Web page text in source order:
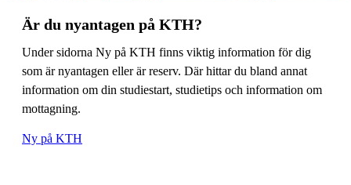
Är du nyantagen på KTH?
Under sidorna Ny på KTH finns viktig information för dig
som är nyantagen eller är reserv. Där hittar du bland annat
information om din studiestart, studietips och information om
mottagning.
Ny på KTH